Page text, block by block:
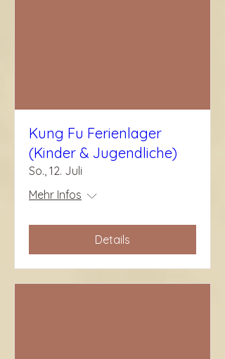
Kung Fu Ferienlager
(Kinder & Jugendliche)
So., 12. Juli
Mehr Infos
Details